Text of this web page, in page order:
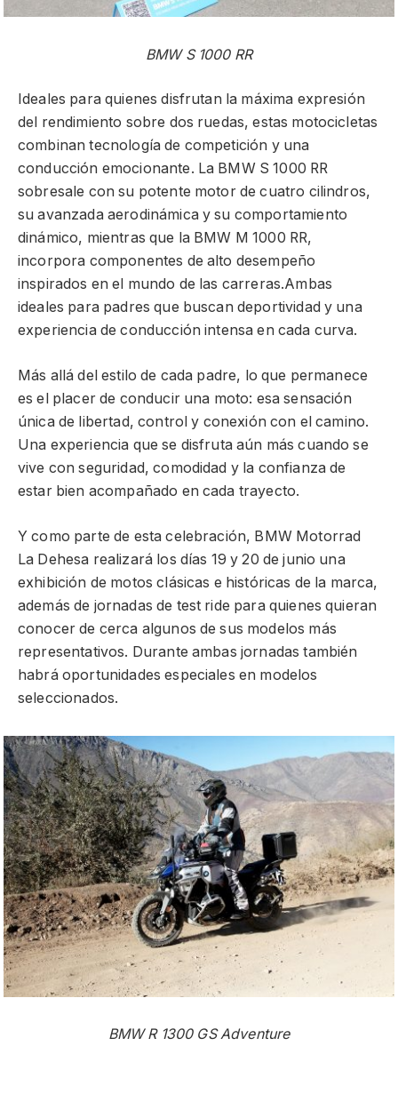
BMW S 1000 RR
Ideales para quienes disfrutan la máxima expresión
del rendimiento sobre dos ruedas, estas motocicletas
combinan tecnología de competición y una
conducción emocionante. La BMW S 1000 RR
sobresale con su potente motor de cuatro cilindros,
su avanzada aerodinámica y su comportamiento
dinámico, mientras que la BMW M 1000 RR,
incorpora componentes de alto desempeño
inspirados en el mundo de las carreras.Ambas
ideales para padres que buscan deportividad y una
experiencia de conducción intensa en cada curva.
Más allá del estilo de cada padre, lo que permanece
es el placer de conducir una moto: esa sensación
única de libertad, control y conexión con el camino.
Una experiencia que se disfruta aún más cuando se
vive con seguridad, comodidad y la confianza de
estar bien acompañado en cada trayecto.
Y como parte de esta celebración, BMW Motorrad
La Dehesa realizará los días 19 y 20 de junio una
exhibición de motos clásicas e históricas de la marca,
además de jornadas de test ride para quienes quieran
conocer de cerca algunos de sus modelos más
representativos. Durante ambas jornadas también
habrá oportunidades especiales en modelos
seleccionados.
BMW R 1300 GS Adventure